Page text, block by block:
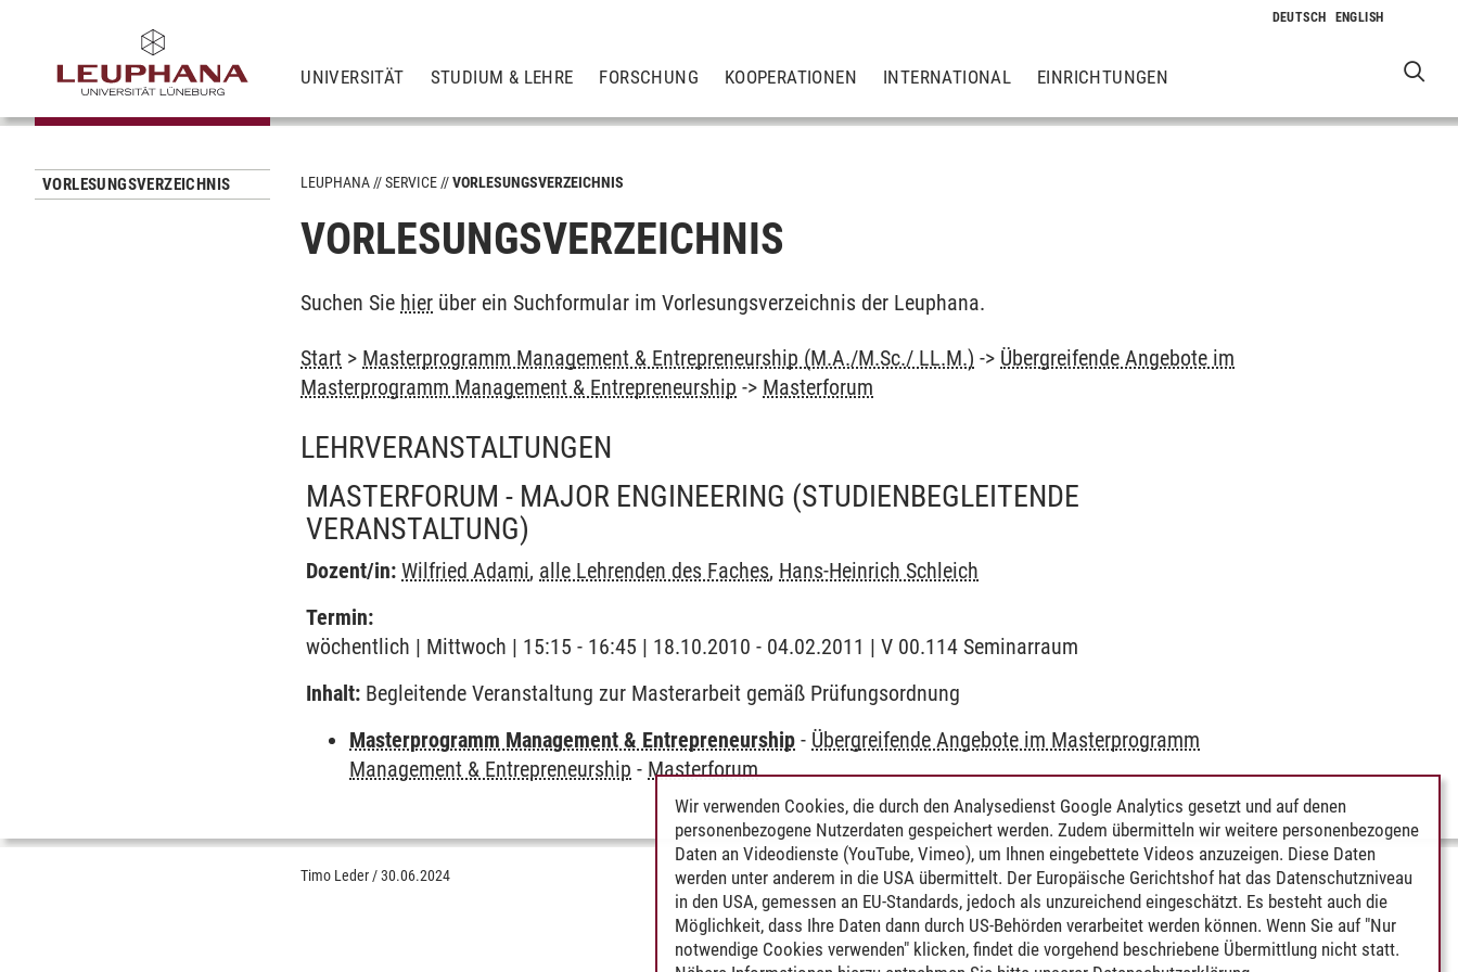
UNIVERSITÄT STUDIUM & LEHRE FORSCHUNG KOOPERATIONEN INTERNATIONAL EINRICHTUNGEN
VORLESUNGSVERZEICHNIS LEUPHANA SERVICE VORLESUNGSVERZEICHNIS
VORLESUNGSVERZEICHNIS
Suchen Sie hier über ein Suchformular im Vorlesungsverzeichnis der Leuphana.
Start > Masterprogramm Management & Entrepreneurship (M.A./M.Sc./ LL.M.) -> Übergreifende Angebote im
Masterprogramm Management & Entrepreneurship -> Masterforum
LEHRVERANSTALTUNGEN
MASTERFORUM - MAJOR ENGINEERING (STUDIENBEGLEITENDE
VERANSTALTUNG)
Dozent/in: Wilfried Adami, alle Lehrenden des Faches, Hans-Heinrich Schleich
Termin:
wöchentlich | Mittwoch | 15:15 - 16:45 | 18.10.2010 - 04.02.2011 | V 00.114 Seminarraum
Inhalt: Begleitende Veranstaltung zur Masterarbeit gemäß Prüfungsordnung
Masterprogramm Management & Entrepreneurship - Übergreifende Angebote im Masterprogramm
Management & Entrepreneurship - Masterforum
Timo Leder /30.06.2024
Wir verwenden Cookies, die durch den Analysedienst Google Analytics gesetzt und auf denen
personenbezogene Nutzerdaten gespeichert werden. Zudem übermitteln wir weitere personenbezogene
Daten an Videodienste (YouTube, Vimeo), um Ihnen eingebettete Videos anzuzeigen. Diese Daten
werden unter anderem in die USA übermittelt. Der Europäische Gerichtshof hat das Datenschutzniveau
in den USA, gemessen an EU-Standards, jedoch als unzureichend eingeschätzt. Es besteht auch die
Möglichkeit, dass Ihre Daten dann durch US-Behörden verarbeitet werden können. Wenn Sie auf "Nur
notwendige Cookies verwenden" klicken, findet die vorgehend beschriebene Übermittlung nicht statt.